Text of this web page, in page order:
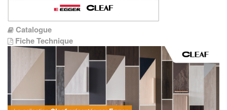
Catalogue
Fiche Technique